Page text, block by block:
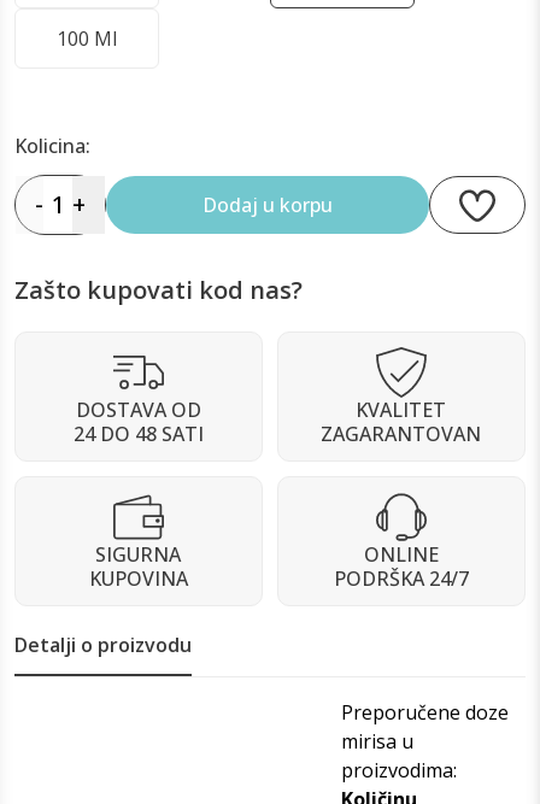
100 Ml
Kolicina:
- 1 + Dodaj u korpu
Zašto kupovati kod nas?
DOSTAVA OD
24 DO 48 SATI
KVALITET
ZAGARANTOVAN
SIGURNA
KUPOVINA
ONLINE
PODRŠKA 24/7
Detalji o proizvodu
Preporučene doze
mirisa u
proizvodima:
Količinu